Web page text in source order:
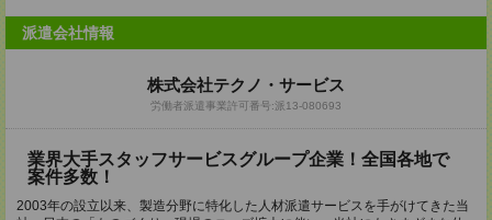
派遣会社情報
株式会社テクノ・サービス
労働者派遣事業許可番号:派13-080693
業界大手スタッフサービスグループ企業！全国各地で
案件多数！
2003年の設立以来、製造分野に特化した人材派遣サービスを手がけてきた当